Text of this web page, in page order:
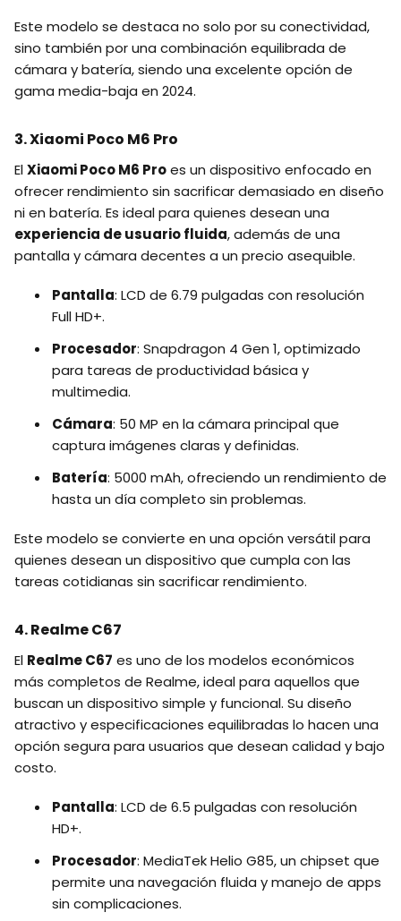
Este modelo se destaca no solo por su conectividad,
sino también por una combinación equilibrada de
cámara y batería, siendo una excelente opción de
gama media-baja en 2024.
3. Xiaomi Poco M6 Pro
ElXiaomi Poco M6 Proes un dispositivo enfocado en
ofrecer rendimiento sin sacrificar demasiado en diseño
ni en batería. Es ideal para quienes desean una
experiencia de usuario fluida, además de una
pantalla y cámara decentes a un precio asequible.
Pantalla: LCD de 6.79 pulgadas con resolución
Full HD+.
Procesador: Snapdragon 4 Gen 1, optimizado
para tareas de productividad básica y
multimedia.
Cámara: 50 MP en la cámara principal que
captura imágenes claras y definidas.
Batería: 5000 mAh, ofreciendo un rendimiento de
hasta un día completo sin problemas.
Este modelo se convierte en una opción versátil para
quienes desean un dispositivo que cumpla con las
tareas cotidianas sin sacrificar rendimiento.
4. Realme C67
El Realme C67 es uno de los modelos económicos
más completos de Realme, ideal para aquellos que
buscan un dispositivo simple y funcional. Su diseño
atractivo y especificaciones equilibradas lo hacen una
opción segura para usuarios que desean calidad y bajo
costo.
Pantalla: LCD de 6.5 pulgadas con resolución
HD+.
Procesador: MediaTek Helio G85, un chipset que
permite una navegación fluida y manejo de apps
sin complicaciones.